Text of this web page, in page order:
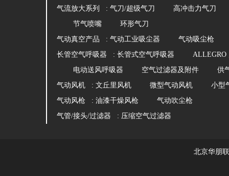
气流放大系列 : 气刀/超级气刀
高冲击力气刀
节气喷嘴
环形气刀
气动真空产品 : 气动工业吸尘器
气动吸尘枪
长管空气呼吸器 : 长管式空气呼吸器
ALLEGRO
电动送风呼吸器
空气过滤器及附件
供
气动风机 : 文丘里风机 微型气动风机
小型
气动风枪 : 油漆干燥风枪
气动吹尘枪
气管/接头/过滤器 : 压缩空气过滤器
北京华朋